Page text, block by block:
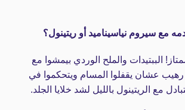
مع سيروم نياسيناميد أو ريتينول؟
الببتيدات والملح الوردي بيمشوا مع
رهيب عشان يقفلوا المسام ويتحكموا في
مع الريتينول بالليل لشد خلايا الجلد.